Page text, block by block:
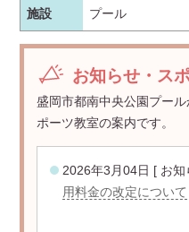
施設 プール
お知らせ・ス
盛岡市都南中央公園プー
ポーツ教室の案内です。
2026年3月04日 [ お
用料金の改定について